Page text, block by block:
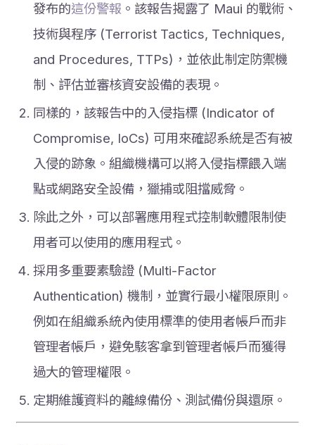
發布的這份警報 。該報告揭露了 Maui 的戰術、
技術與程序 (Terrorist Tactics, Techniques,
and Procedures, TTPs)，並依此制定防禦機
制、評估並審核資安設備的表現。
同樣的，該報告中的入侵指標 (Indicator of
Compromise, IoCs) 可用來確認系統是否有被
入侵的跡象。組織機構可以將入侵指標餵入端
點或網路安全設備，獵捕或阻擋威脅。
除此之外，可以部署應用程式控制軟體限制使
用者可以使用的應用程式。
採用多重要素驗證 (Multi-Factor
Authentication) 機制，並實行最小權限原則。
例如在組織系統內使用標準的使用者帳戶而非
管理者帳戶，避免駭客拿到管理者帳戶而獲得
過大的管理權限。
定期維護資料的離線備份、測試備份與還原。